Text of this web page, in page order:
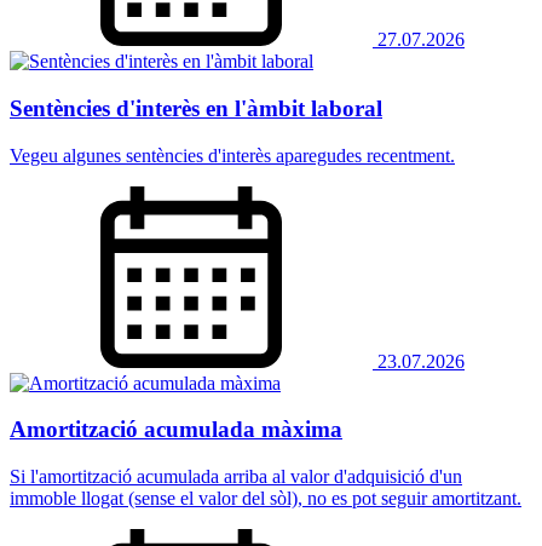
27.07.2026
Sentències d'interès en l'àmbit laboral
Vegeu algunes sentències d'interès aparegudes recentment.
23.07.2026
Amortització acumulada màxima
Si l'amortització acumulada arriba al valor d'adquisició d'un
immoble llogat (sense el valor del sòl), no es pot seguir amortitzant.